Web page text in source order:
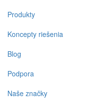
Produkty
Koncepty riešenia
Blog
Podpora
Naše značky